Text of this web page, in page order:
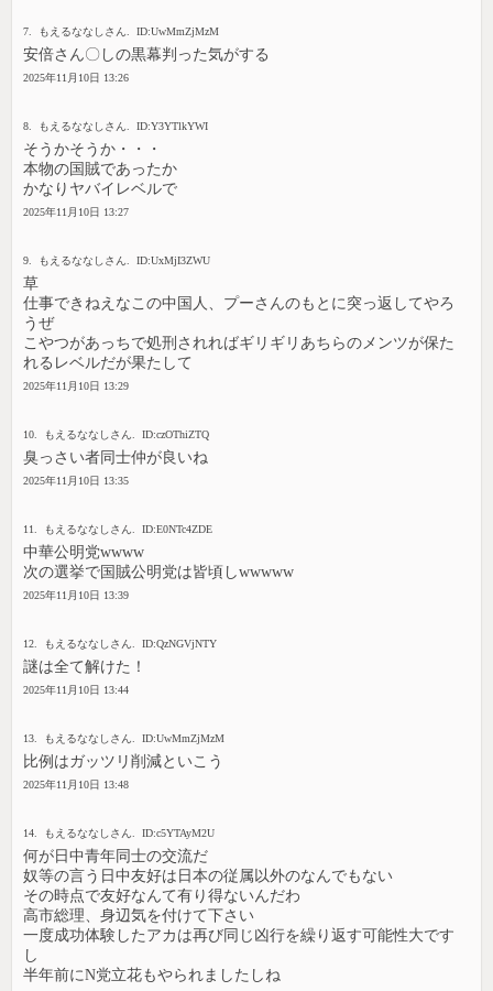
7. もえるななしさん. ID:UwMmZjMzM
安倍さん〇しの黒幕判った気がする
2025年11月10日 13:26
8. もえるななしさん. ID:Y3YTlkYWI
そうかそうか・・・
本物の国賊であったか
かなりヤバイレベルで
2025年11月10日 13:27
9. もえるななしさん. ID:UxMjI3ZWU
草
仕事できねえなこの中国人、プーさんのもとに突っ返してやろ
うぜ
こやつがあっちで処刑されればギリギリあちらのメンツが保た
れるレベルだが果たして
2025年11月10日 13:29
10. もえるななしさん. ID:czOThiZTQ
臭っさい者同士仲が良いね
2025年11月10日 13:35
11. もえるななしさん. ID:E0NTc4ZDE
中華公明党wwww
次の選挙で国賊公明党は皆頃しwwwww
2025年11月10日 13:39
12. もえるななしさん. ID:QzNGVjNTY
謎は全て解けた！
2025年11月10日 13:44
13. もえるななしさん. ID:UwMmZjMzM
比例はガッツリ削減といこう
2025年11月10日 13:48
14. もえるななしさん. ID:c5YTAyM2U
何が日中青年同士の交流だ
奴等の言う日中友好は日本の従属以外のなんでもない
その時点で友好なんて有り得ないんだわ
高市総理、身辺気を付けて下さい
一度成功体験したアカは再び同じ凶行を繰り返す可能性大です
し
半年前にN党立花もやられましたしね